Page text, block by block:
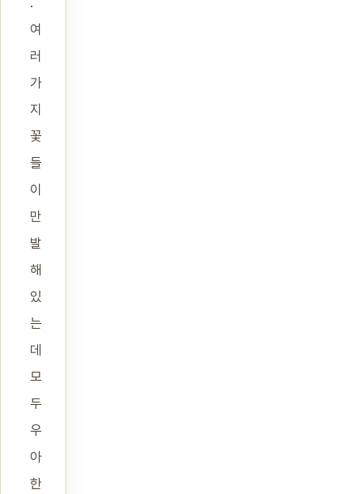
여
러
가
지
꽃
들
이
만
발
해
있
는
데
모
두
우
아
한